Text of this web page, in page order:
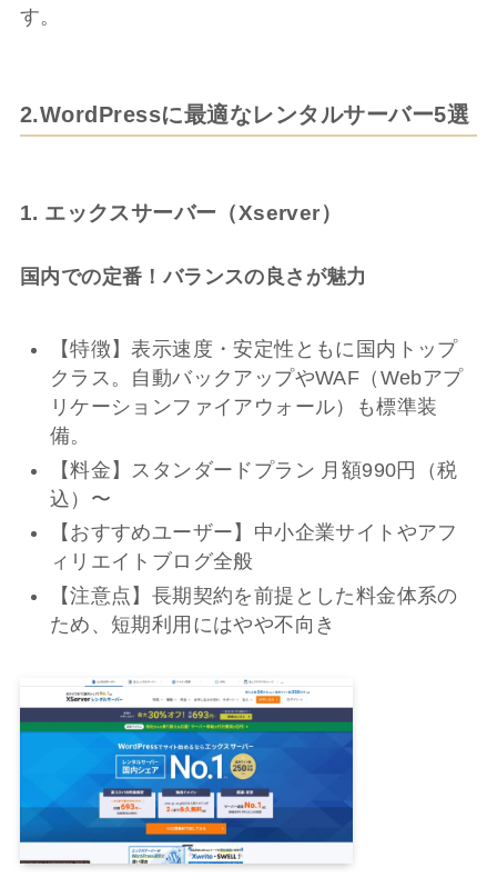
す。
2.WordPressに最適なレンタルサーバー5選
1. エックスサーバー（Xserver）
国内での定番！バランスの良さが魅力
【特徴】表示速度・安定性ともに国内トップ
クラス。自動バックアップやWAF（Webアプ
リケーションファイアウォール）も標準装
備。
【料金】スタンダードプラン 月額990円（税
込）〜
【おすすめユーザー】中小企業サイトやアフ
ィリエイトブログ全般
【注意点】長期契約を前提とした料金体系の
ため、短期利用にはやや不向き